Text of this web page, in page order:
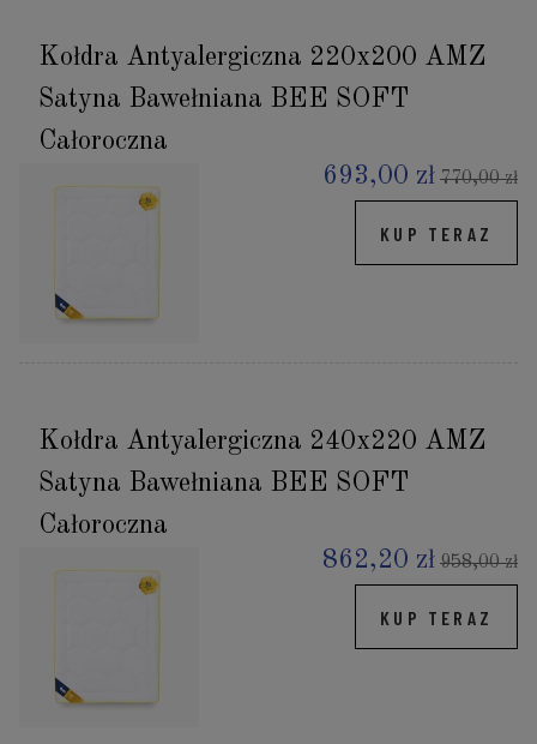
Kołdra Antyalergiczna 220x200 AMZ
Satyna Bawełniana BEE SOFT
Całoroczna
693,00 zł 770,00 zł
KUP TERAZ
Kołdra Antyalergiczna 240x220 AMZ
Satyna Bawełniana BEE SOFT
Całoroczna
862,20 zł 958,00 zł
KUP TERAZ